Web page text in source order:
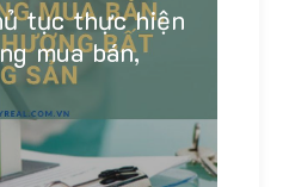
tục thực hiện
mua bán,
Linh Khánh